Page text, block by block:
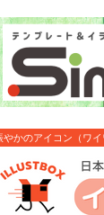
やかのアイコン（ワ